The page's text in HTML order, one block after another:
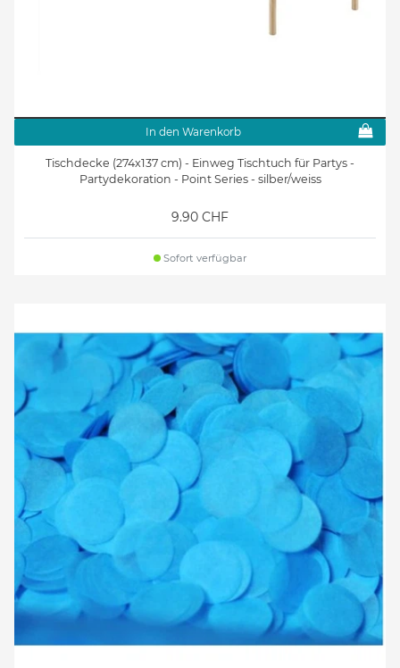
In den Warenkorb
Tischdecke (274x137 cm) - Einweg Tischtuch für Partys -
Partydekoration - Point Series - silber/weiss
9.90 CHF
Sofort verfügbar